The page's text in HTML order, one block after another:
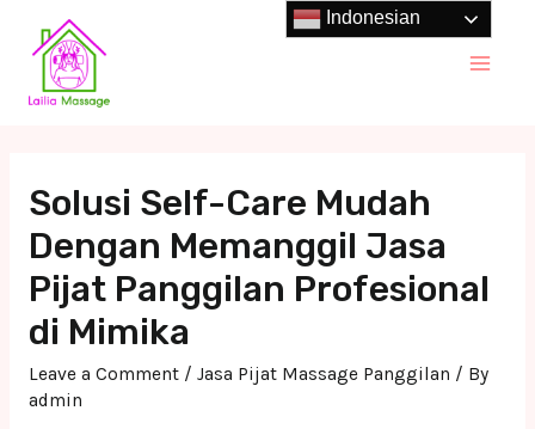
content
Solusi Self-Care Mudah
Dengan Memanggil Jasa
Pijat Panggilan Profesional
di Mimika
Leave a Comment / Jasa Pijat Massage Panggilan / By
admin
Indonesian